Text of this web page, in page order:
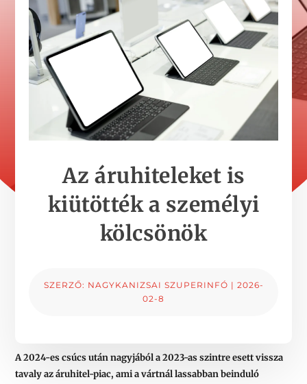
Az áruhiteleket is
kiütötték a személyi
kölcsönök
SZERZŐ: NAGYKANIZSAI SZUPERINFÓ | 2026-
02-8
A 2024-es csúcs után nagyjából a 2023-as szintre esett vissza
tavaly az áruhitel-piac, ami a vártnál lassabban beinduló